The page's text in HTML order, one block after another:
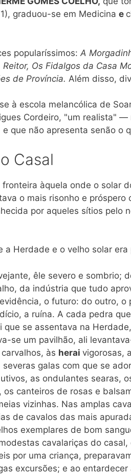
graduou-se em Medicina e
popularíssimos: A
Os Fidalgos da Casa
de Província. Além disso,
à escola melancólica de
Cordeiro, "um realista"
que não apresenta senão o
Casal
àquela onde o solar
o mais risonho e
por aqueles sítios pelo
a Herdade e o velho solar era
êle severo e sombrio;
da indústria que tudo
o futuro: do outro,
a ruína. A cada pedra
que se assentava na
se um pavilhão, ali
às herai vigorosas,
galas com que se
as ondulantes searas,
os canteiros de rosas e
vizinhas. Nas amplas
de cavalos das mais
exemplares de bom
cavalariças do
por uma criança,
excursões; e ao